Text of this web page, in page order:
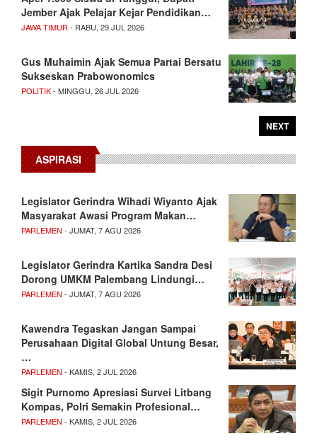
Jember Ajak Pelajar Kejar Pendidikan…
JAWA TIMUR - RABU, 29 JUL 2026
Gus Muhaimin Ajak Semua Partai Bersatu
Sukseskan Prabowonomics
POLITIK- MINGGU, 26 JUL 2026
NEXT
ASPIRASI
Legislator Gerindra Wihadi Wiyanto Ajak
Masyarakat Awasi Program Makan…
PARLEMEN - JUMAT, 7 AGU 2026
Legislator Gerindra Kartika Sandra Desi
Dorong UMKM Palembang Lindungi…
PARLEMEN - JUMAT, 7 AGU 2026
Kawendra Tegaskan Jangan Sampai
Perusahaan Digital Global Untung Besar,
…
PARLEMEN - KAMIS, 2 JUL 2026
Sigit Purnomo Apresiasi Survei Litbang
Kompas, Polri Semakin Profesional…
PARLEMEN - KAMIS, 2 JUL 2026